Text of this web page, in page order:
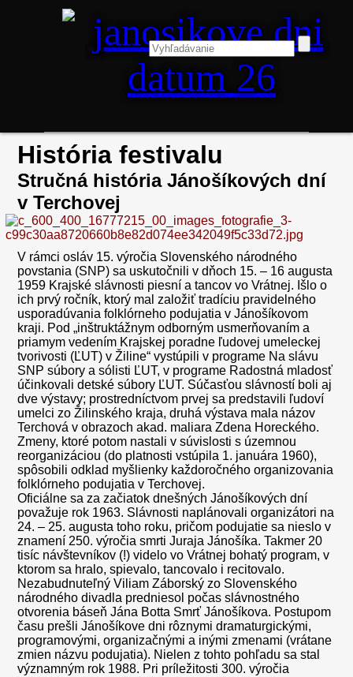
História festivalu
Stručná história Jánošíkových dní
v Terchovej
V rámci osláv 15. výročia Slovenského národného
povstania (SNP) sa uskutočnili v dňoch 15. – 16 augusta
1959 Krajské slávnosti piesní a tancov vo Vrátnej. Išlo o
ich prvý ročník, ktorý mal založiť tradíciu pravidelného
usporadúvania folklórneho podujatia v Jánošíkovom
kraji. Pod „inštruktážnym odborným usmerňovaním a
priamym vedením Krajskej poradne ľudovej umeleckej
tvorivosti (ĽUT) v Žiline“ vystúpili v programe Na slávu
SNP súbory a sólisti ĽUT, v programe Radostná mladosť
účinkovali detské súbory ĽUT. Súčasťou slávností boli aj
dve výstavy; prostredníctvom prvej sa predstavili ľudoví
umelci zo Žilinského kraja, druhá výstava mala názov
Terchová v obrazoch akad. maliara Zdena Horeckého.
Zmeny, ktoré potom nastali v súvislosti s územnou
reorganizáciou (do platnosti vstúpila 1. januára 1960),
spôsobili odklad myšlienky každoročného organizovania
folklórneho podujatia v Terchovej.
Oficiálne sa za začiatok dnešných Jánošíkových dní
považuje rok 1963. Slávnosti naplánovali organizátori na
24. – 25. augusta toho roku, pričom podujatie sa nieslo v
znamení 250. výročia smrti Juraja Jánošíka. Takmer 20
tisíc návštevníkov (!) videlo vo Vrátnej bohatý program, v
ktorom sa hralo, spievalo, tancovalo i recitovalo.
Nezabudnuteľný Viliam Záborský zo Slovenského
národného divadla predniesol počas slávnostného
otvorenia báseň Jána Botta Smrť Jánošíkova. Postupom
času prešli Jánošíkove dni rôznymi dramaturgickými,
programovými, organizačnými a inými zmenami (vrátane
zmien názvu podujatia). Nielen z tohto pohľadu sa stal
významným rok 1988. Pri príležitosti 300. výročia